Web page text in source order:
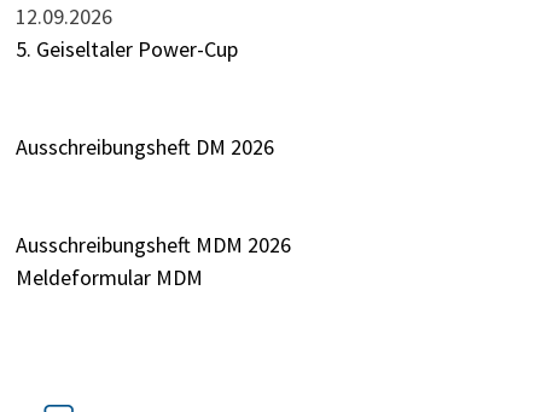
12.09.2026
5. Geiseltaler Power-Cup
Ausschreibungsheft DM 2026
Ausschreibungsheft MDM 2026
Meldeformular MDM